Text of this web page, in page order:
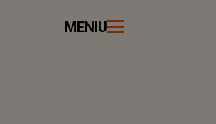
MENIU